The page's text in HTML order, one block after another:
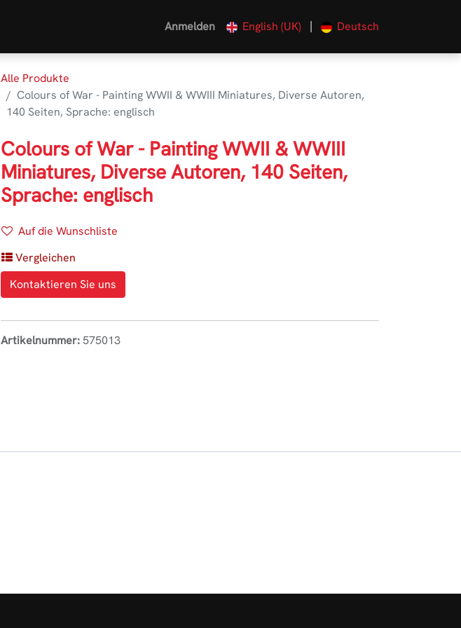
Anmelden English (UK) | Deutsch
Alle Produkte
Colours of War - Painting WWII & WWIII Miniatures, Diverse Autoren,
140 Seiten, Sprache: englisch
Colours of War - Painting WWII & WWIII
Miniatures, Diverse Autoren, 140 Seiten,
Sprache: englisch
Auf die Wunschliste
Vergleichen
Kontaktieren Sie uns
Artikelnummer:575013